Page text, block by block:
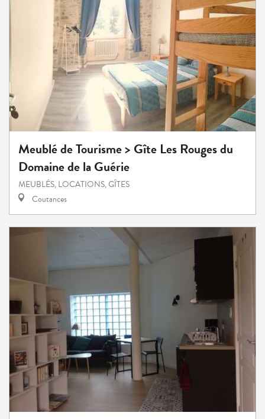
Meublé de Tourisme > Gîte Les Rouges du
Domaine de la Guérie
MEUBLÉS, LOCATIONS, GÎTES
Coutances